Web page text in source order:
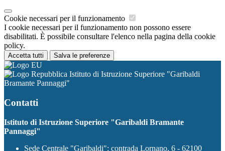
Cookie necessari per il funzionamento
I cookie necessari per il funzionamento non possono essere
disabilitati. È possibile consultare l'elenco nella pagina della cookie
policy.
Accetta tutti Salva le preferenze
Istituto di Istruzione Superiore "Garibaldi
Bramante Pannaggi"
Contatti
Istituto di Istruzione Superiore "Garibaldi Bramante
Pannaggi"
Sede Centrale "Garibaldi": contrada Lornano, 6 - 62100